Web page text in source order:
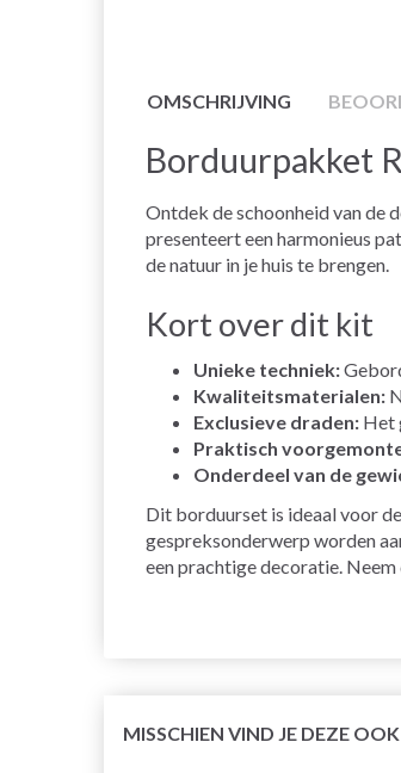
OMSCHRIJVING
Borduurpakket
Ontdek de schoonheid van de
presenteert een harmonieus
de natuur in je huis te brengen.
Kort over dit kit
Unieke techniek:
Kwaliteitsmaterialen:
Exclusieve draden: Het
Praktisch
Onderdeel van de
Dit borduurset is ideaal voor
gespreksonderwerp worden
een prachtige decoratie. Neem
MISSCHIEN VIND JE DEZE